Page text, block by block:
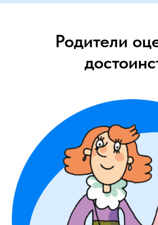
Родители